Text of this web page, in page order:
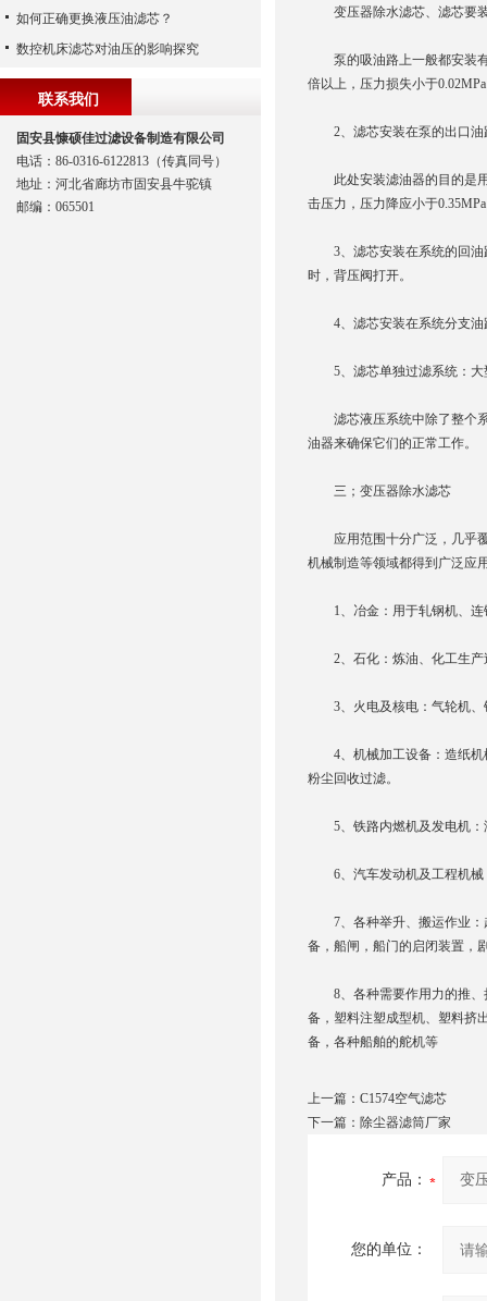
变压器除水滤芯、滤芯要
泵的吸油路上一般都安装有
倍以上，压力损失小于
2、滤芯安装在泵的出口油
此处安装滤油器的目的是用
击压力，压力降应小于
3、滤芯安装在系统的回油
时，背压阀打开。
4、滤芯安装在系统分支油
5、滤芯单独过滤系统：大
滤芯液压系统中除了整个系
油器来确保它们的正常工作。
三；变压器除水滤芯
应用范围十分广泛，几乎覆
机械制造等领域都得到广泛应
1、冶金：用于轧钢机、连
2、石化：炼油、化工生产
3、火电及核电：气轮机、
4、机械加工设备：造纸机
粉尘回收过滤。
5、铁路内燃机及发电机：
6、汽车发动机及工程机械
7、各种举升、搬运作业：
备，船闸，船门的启闭装置，
8、各种需要作用力的推、
备，塑料注塑成型机、塑料挤
备，各种船舶的舵机等
上一篇： C1574空气滤芯
下一篇： 除尘器滤筒厂家
产品：
您的单位：
如何正确更换液压油滤芯？
数控机床滤芯对油压的影响探究
联系我们
固安县慷硕佳过滤设备制造有限公司
电话：86-0316-6122813（传真同号）
地址：河北省廊坊市固安县牛驼镇
邮编：065501